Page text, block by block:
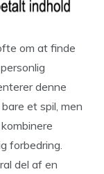
om at finde
denne
et spil, men
forbedring.
del af en